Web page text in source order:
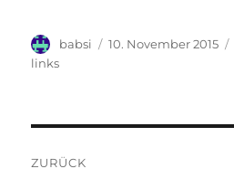
Autor
babsi
Veröffentlicht
10. November 2015
links
ZURÜCK